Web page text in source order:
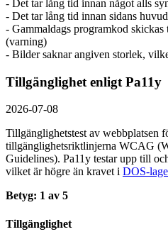
- Det tar lång tid innan något alls
- Det tar lång tid innan sidans
- Gammaldags programkod
(varning)
- Bilder saknar angiven storlek,
Tillgänglighet enligt Pa11y
2026-07-08
Tillgänglighetstest av webbplatsen
tillgänglighets­riktlinjerna WCAG
Guidelines). Pa11y testar upp till
vilket är högre än kravet i DOS-
Betyg: 1 av 5
Tillgänglighet